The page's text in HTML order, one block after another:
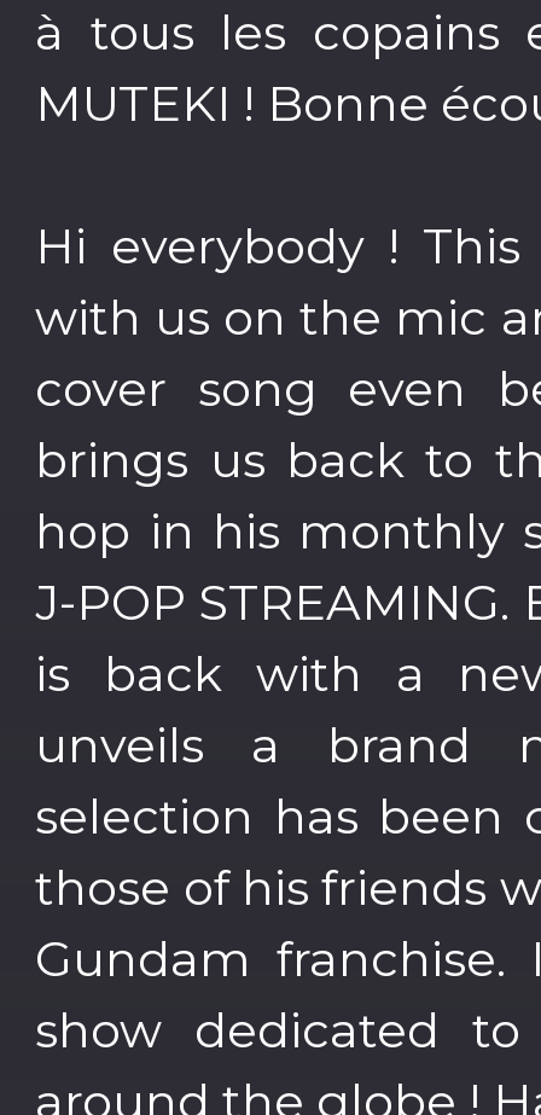
à tous les copains
MUTEKI ! Bonne
Hi everybody !
with us on the mic
cover song even
brings us back to
hop in his monthly
J-POP
is back with a
unveils a brand
selection has been
those of his friends
Gundam
show dedicated
around the globe !